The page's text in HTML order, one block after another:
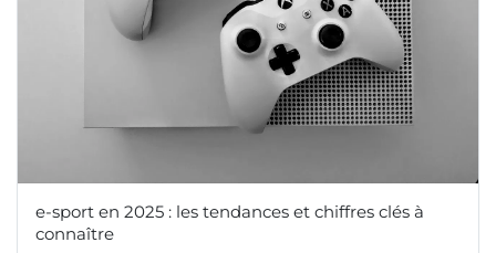
e-sport en 2025 : les tendances et chiffres clés à
connaître